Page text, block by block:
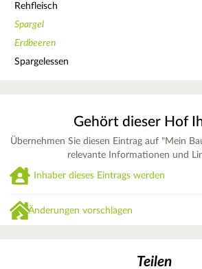
Rehfleisch
Spargel
Erdbeeren
Spargelessen
Gehört dieser Hof
Übernehmen Sie diesen Eintrag auf "Mein
relevante Informationen und
Inhaber dieses Eintrags werden
Änderungen vorschlagen
Teilen